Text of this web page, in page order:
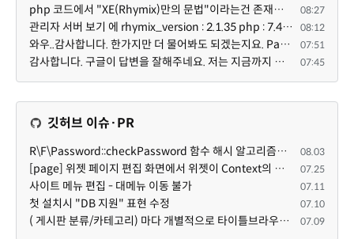
php 코드에서 "XE(Rhymix)만의 문법"이라는건 존재하지도 않고 별도의 인터프리터를 만들지 않는한 쓸 수도 ... 08:27
관리자 서버 보기 에 rhymix_version : 2.1.35 php : 7.4.3 (64-bit) db.type : mysql (innodb, utf8mb4) db... 08:12
와우..감사합니다. 한가지만 더 물어봐도 되겠는지요. Password.php 파일안에 클래스와 함수들은 순수 php ... 07:51
감사합니다. 구글이 답변을 잘해주네요. 저는 지금까지 md5 에 머물러 있었네요. md5는 구석기 알고리즘이 ... 07:45
깃허브 이슈·PR
R\F\Password::checkPassword 함수 해시 알고리즘을 암시적으로 호출하는 경우 Argon2id 해시 비교 실패 08.03
[page] 위젯 페이지 편집 화면에서 위젯이 Context의 module_info를 덮어쓰면 저장이 ERR_ACT_IS_NOT_STANDALONE으로 실패 07.25
사이트 메뉴 편집 - 대메뉴 이동 불가 07.11
첫 설치시 "DB 지원" 표현 수정 07.10
( 게시판 분류/카테고리) 마다 개별적으로 타이틀브라우저 제목 및 seo설명 넣을 수 있으면 어떨지 해서 글 등록해봅니다. 07.09